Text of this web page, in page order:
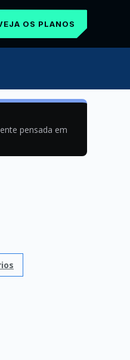
OS PLANOS
pensada em